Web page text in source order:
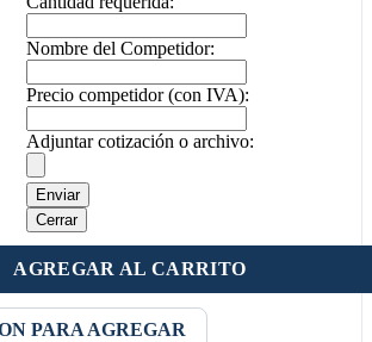
Nombre del Competidor:
Precio competidor (con IVA):
Adjuntar cotización o archivo:
Enviar
Cerrar
AGREGAR AL CARRITO
PARA AGREGAR